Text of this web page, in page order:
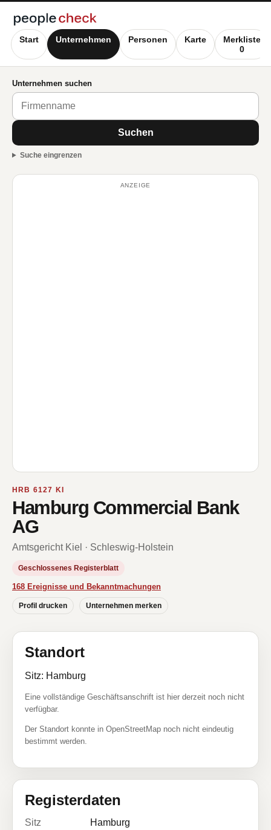
Start Unternehmen Personen Karte
Merkliste
0
Unternehmen suchen
Suchen
Suche eingrenzen
ANZEIGE
HRB 6127 KI
Hamburg Commercial Bank
AG
Amtsgericht Kiel · Schleswig-Holstein
Geschlossenes Registerblatt
168 Ereignisse und Bekanntmachungen
Profil drucken Unternehmen merken
Standort
Sitz: Hamburg
Eine vollständige Geschäftsanschrift ist hier derzeit noch nicht
verfügbar.
Der Standort konnte in OpenStreetMap noch nicht eindeutig
bestimmt werden.
Registerdaten
Sitz
Hamburg